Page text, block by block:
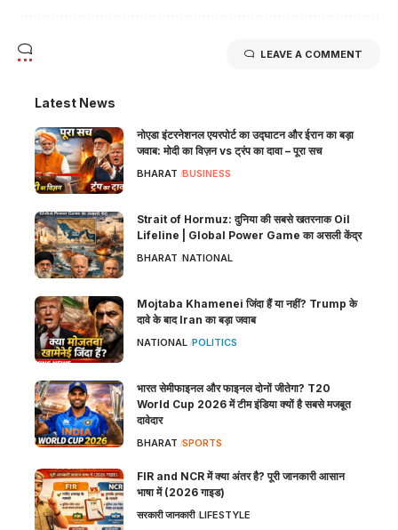
LEAVE A COMMENT
Latest News
नोएडा इंटरनेशनल एयरपोर्ट का उद्घाटन और ईरान का बड़ा
जवाब: मोदी का विज़न vs ट्रंप का दावा – पूरा सच
BHARAT BUSINESS
Strait of Hormuz: दुनिया की सबसे खतरनाक Oil
Lifeline | Global Power Game का असली केंद्र
BHARAT NATIONAL
Mojtaba Khamenei जिंदा हैं या नहीं? Trump के
दावे के बाद Iran का बड़ा जवाब
NATIONAL POLITICS
भारत सेमीफाइनल और फाइनल दोनों जीतेगा? T20
World Cup 2026 में टीम इंडिया क्यों है सबसे मजबूत
दावेदार
BHARAT SPORTS
FIR and NCR में क्या अंतर है? पूरी जानकारी आसान
भाषा में (2026 गाइड)
सरकारी जानकारी LIFESTYLE